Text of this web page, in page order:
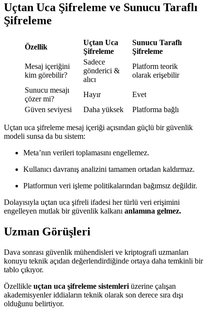
Uçtan Uca Şifreleme ve Sunucu Taraflı
Şifreleme
Özellik
Uçtan Uca
Şifreleme
Sunucu Taraflı
Şifreleme
Mesaj içeriğini
kim görebilir?
Sadece
gönderici &
alıcı
Platform teorik
olarak erişebilir
Sunucu mesajı
çözer mi?
Hayır
Evet
Güven seviyesi
Daha yüksek Platforma bağlı
Uçtan uca şifreleme mesaj içeriği açısından güçlü bir güvenlik
modeli sunsa da bu sistem:
Meta’nın verileri toplamasını engellemez.
Kullanıcı davranış analizini tamamen ortadan kaldırmaz.
Platformun veri işleme politikalarından bağımsız değildir.
Dolayısıyla uçtan uca şifreli ifadesi her türlü veri erişimini
engelleyen mutlak bir güvenlik kalkanı anlamına gelmez.
Uzman Görüşleri
Dava sonrası güvenlik mühendisleri ve kriptografi uzmanları
konuyu teknik açıdan değerlendirdiğinde ortaya daha temkinli bir
tablo çıkıyor.
Özellikle uçtan uca şifreleme sistemleri üzerine çalışan
akademisyenler iddiaların teknik olarak son derece sıra dışı
olduğunu belirtiyor.